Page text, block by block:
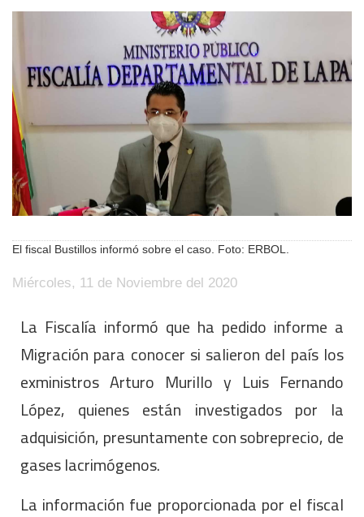
El fiscal Bustillos informó sobre el caso. Foto: ERBOL.
Miércoles, 11 de Noviembre del 2020
La Fiscalía informó que ha pedido informe a
Migración para conocer si salieron del país los
exministros Arturo Murillo y Luis Fernando
López, quienes están investigados por la
adquisición, presuntamente con sobreprecio, de
gases lacrimógenos.
La información fue proporcionada por el fiscal